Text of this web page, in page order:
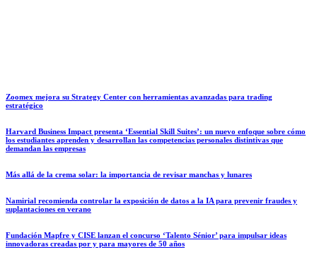
Zoomex mejora su Strategy Center con herramientas avanzadas para trading
estratégico
Harvard Business Impact presenta ‘Essential Skill Suites’: un nuevo enfoque sobre cómo
los estudiantes aprenden y desarrollan las competencias personales distintivas que
demandan las empresas
Más allá de la crema solar: la importancia de revisar manchas y lunares
Namirial recomienda controlar la exposición de datos a la IA para prevenir fraudes y
suplantaciones en verano
Fundación Mapfre y CISE lanzan el concurso ‘Talento Sénior’ para impulsar ideas
innovadoras creadas por y para mayores de 50 años